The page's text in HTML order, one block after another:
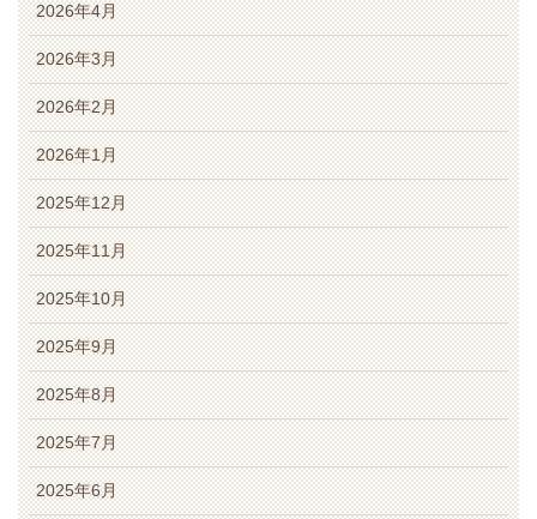
2026年4月
2026年3月
2026年2月
2026年1月
2025年12月
2025年11月
2025年10月
2025年9月
2025年8月
2025年7月
2025年6月